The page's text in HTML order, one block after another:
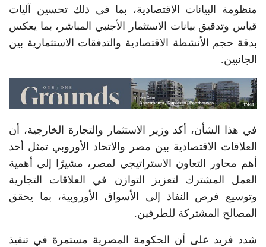
منظومة البيانات الاقتصادية، بما في ذلك تحسين آليات
قياس وتدقيق بيانات الاستثمار الأجنبي المباشر، بما يعكس
بدقة حجم الأنشطة الاقتصادية والتدفقات الاستثمارية بين
الجانبين.
في هذا الشأن، أكد وزير الاستثمار والتجارة الخارجية، أن
العلاقات الاقتصادية بين مصر والاتحاد الأوروبي تمثل أحد
أهم محاور التعاون الاستراتيجي لمصر، مشيرًا إلى أهمية
العمل المشترك لتعزيز التوازن في العلاقات التجارية
وتوسيع فرص النفاذ إلى الأسواق الأوروبية، بما يحقق
المصالح المشتركة للطرفين.
شدد فريد على أن الحكومة المصرية مستمرة في تنفيذ